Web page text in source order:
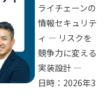
ライチェーンの
情報セキュリテ
ィ ― リスクを
競争力に変える
実装設計 ―
日時：2026年3